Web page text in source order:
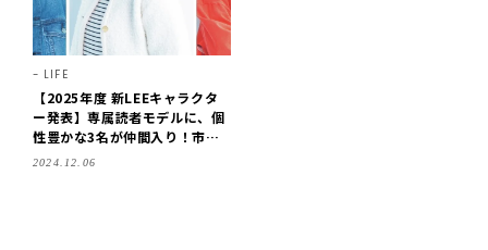
LIFE
【2025年度 新LEEキャラクタ
ー発表】専属読者モデルに、個
性豊かな3名が仲間入り！市川
美緒さん・神谷美寿々さん・山
2024.12.06